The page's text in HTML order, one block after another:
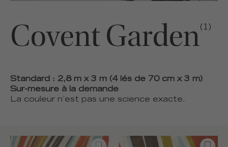
Covent Garden(1)
Standard : 2,8 m x 3 m (4 lés de 70 cm x 3 m)
Sur-mesure à la demande
La couleur n’est pas une science exacte.